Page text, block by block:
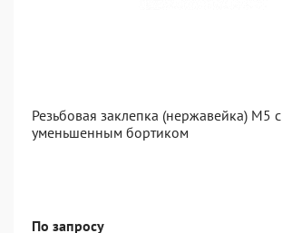
Резьбовая заклепка (нержавейка) М5 с
уменьшенным бортиком
По запросу